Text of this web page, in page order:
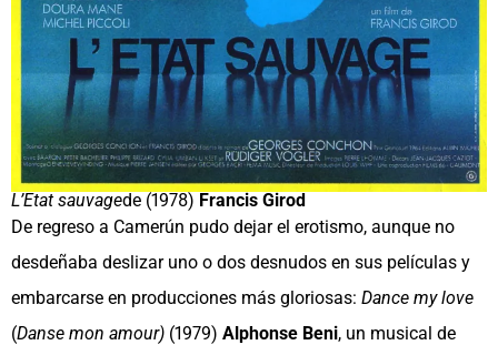
L’Etat sauvagede (1978) Francis Girod
De regreso a Camerún pudo dejar el erotismo, aunque no
desdeñaba deslizar uno o dos desnudos en sus películas y
embarcarse en producciones más gloriosas: Dance my love
(Danse mon amour) (1979) Alphonse Beni, un musical de